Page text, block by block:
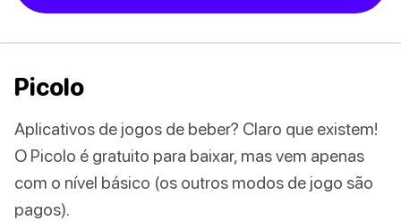
Picolo
Aplicativos de jogos de beber? Claro que existem!
O Picolo é gratuito para baixar, mas vem apenas
com o nível básico (os outros modos de jogo são
pagos).